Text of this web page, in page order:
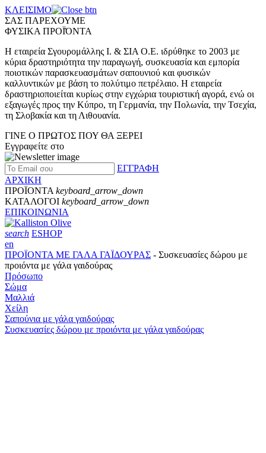
ΚΛΕΙΣΙΜΟ
ΣΑΣ ΠΑΡΕΧΟΥΜΕ
ΦΥΣΙΚΑ ΠΡΟΪΌΝΤΑ
Η εταιρεία Σγουρομάλλης Ι. & ΣΙΑ Ο.Ε. ιδρύθηκε το 2003 με
κύρια δραστηριότητα την παραγωγή, συσκευασία και εμπορία
ποιοτικών παρασκευασμάτων σαπουνιού και φυσικών
καλλυντικών με βάση το πολύτιμο πετρέλαιο. Η εταιρεία
δραστηριοποιείται κυρίως στην εγχώρια τουριστική αγορά, ενώ οι
εξαγωγές προς την Κύπρο, τη Γερμανία, την Πολωνία, την Τσεχία,
τη Σλοβακία και τη Λιθουανία.
ΓΙΝΕ Ο ΠΡΩΤΟΣ ΠΟΥ ΘΑ ΞΕΡΕΙ
Εγγραφείτε στο
ΕΓΓΡΑΦΗ
ΑΡΧΙΚΗ
ΠΡΟΪΟΝΤΑ keyboard_arrow_down
ΚΑΤΑΛΟΓΟΙ keyboard_arrow_down
ΕΠΙΚΟΙΝΩΝΙΑ
search ESHOP
en
ΠΡΟΪΟΝΤΑ ΜΕ ΓΑΛΑ ΓΑΪΔΟΥΡΑΣ - Συσκευασίες δώρου με
προιόντα με γάλα γαιδούρας
Πρόσωπο
Σώμα
Μαλλιά
Χείλη
Σαπούνια με γάλα γαιδούρας
Συσκευασίες δώρου με προιόντα με γάλα γαιδούρας